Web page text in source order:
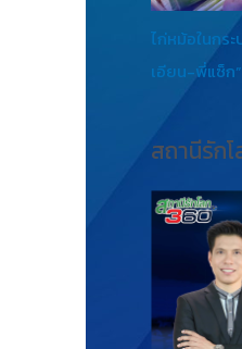
ไก่หม้อในกร
เอียน-พี่แซ็ก
สถานีรัก